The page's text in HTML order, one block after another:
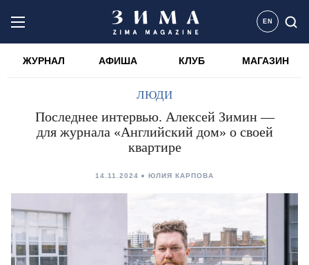
EN
ЖУРНАЛ АФИША КЛУБ МАГАЗИН
ЛЮДИ
Последнее интервью. Алексей Зимин —
для журнала «Английский дом» о своей
квартире
14.11.2024 ЮЛИЯ КАРПОВА